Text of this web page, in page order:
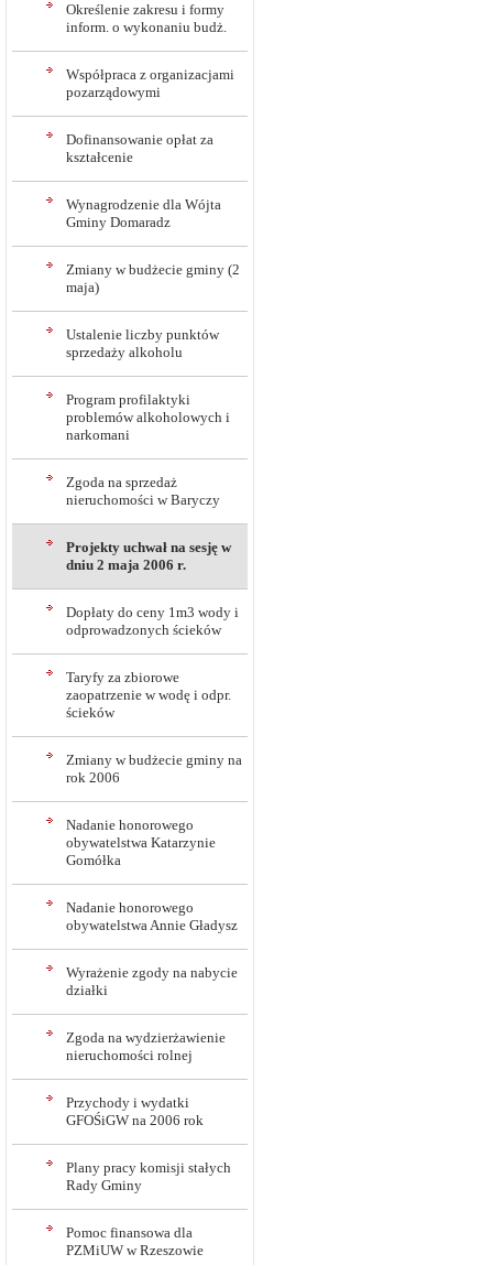
Określenie zakresu i formy
inform. o wykonaniu budż.
Współpraca z organizacjami
pozarządowymi
Dofinansowanie opłat za
kształcenie
Wynagrodzenie dla Wójta
Gminy Domaradz
Zmiany w budżecie gminy (2
maja)
Ustalenie liczby punktów
sprzedaży alkoholu
Program profilaktyki
problemów alkoholowych i
narkomani
Zgoda na sprzedaż
nieruchomości w Baryczy
Projekty uchwał na sesję w
dniu 2 maja 2006 r.
Dopłaty do ceny 1m3 wody i
odprowadzonych ścieków
Taryfy za zbiorowe
zaopatrzenie w wodę i odpr.
ścieków
Zmiany w budżecie gminy na
rok 2006
Nadanie honorowego
obywatelstwa Katarzynie
Gomółka
Nadanie honorowego
obywatelstwa Annie Gładysz
Wyrażenie zgody na nabycie
działki
Zgoda na wydzierżawienie
nieruchomości rolnej
Przychody i wydatki
GFOŚiGW na 2006 rok
Plany pracy komisji stałych
Rady Gminy
Pomoc finansowa dla
PZMiUW w Rzeszowie